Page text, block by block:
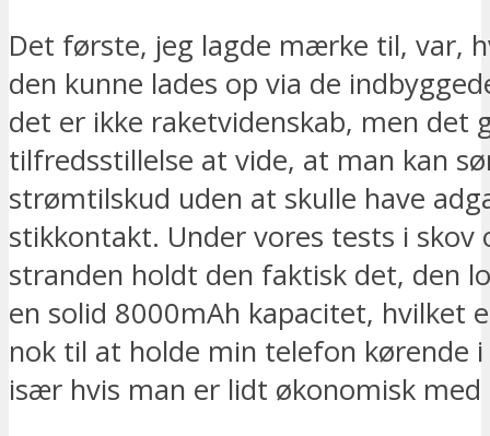
Det første, jeg lagde mærke til, var,
den kunne lades op via de
det er ikke raketvidenskab, men det
tilfredsstillelse at vide, at man kan
strømtilskud uden at skulle have
stikkontakt. Under vores tests i skov
stranden holdt den faktisk det, den
en solid 8000mAh kapacitet, hvilket
nok til at holde min telefon kørende
især hvis man er lidt økonomisk med